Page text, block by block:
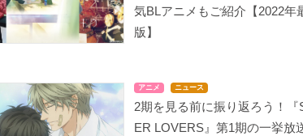
気BLアニメもご紹介【2022年
版】
アニメ ニュース
2期を見る前に振り返ろう！『
ER LOVERS』第1期の一挙放